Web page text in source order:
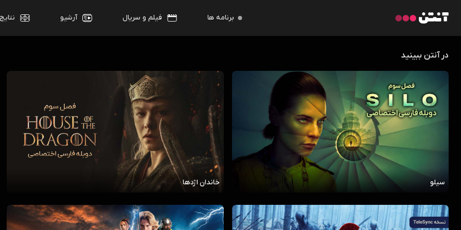
برنامه ها فیلم و سریال آرشیو
در آنتن ببینید
سیلو خاندان اژدها